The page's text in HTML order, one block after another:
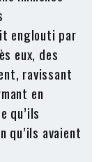
englouti par
eux, des
ravissant
en
qu’ils
qu’ils avaient